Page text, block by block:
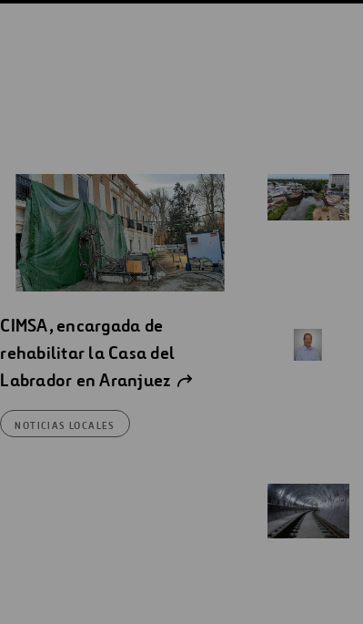
CIMSA, encargada de
rehabilitar la Casa del
Labrador en Aranjuez
NOTICIAS LOCALES